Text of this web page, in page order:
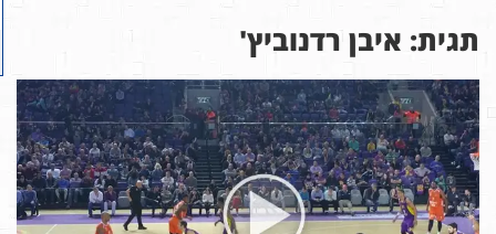
תגית: איבן רדנוביץ'